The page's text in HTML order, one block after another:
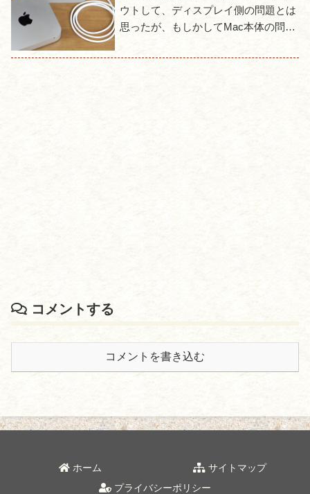
ウトして、ディスプレイ側の問題とは
思ったが、もしかしてMac本体の問題
出力の動作を確認してみる事にし...
コメントする
コメントを書き込む
ホーム
サイトマップ
プライバシーポリシー